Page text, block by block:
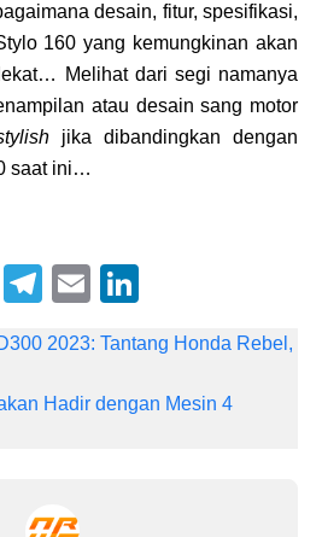
desain, fitur, spesifikasi,
160 yang kemungkinan akan
Melihat dari segi namanya
atau desain sang motor
jika dibandingkan dengan
saat ini…
W
T
e
gr
E
ail k
e
2023: Tantang Honda Rebel,
Hadir dengan Mesin 4